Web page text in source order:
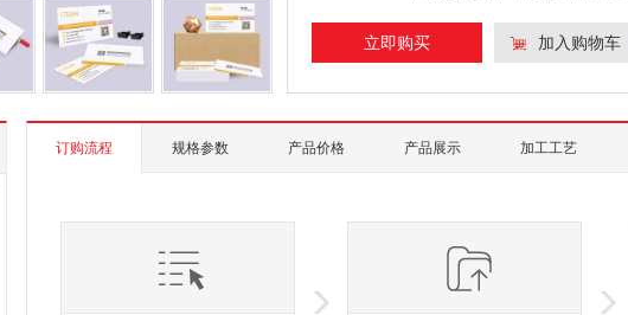
立即购买 加入购物车
订购流程 规格参数 产品价格 产品展示 加工工艺